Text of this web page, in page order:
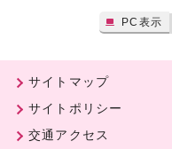
PC表示
サイトマップ
サイトポリシー
交通アクセス